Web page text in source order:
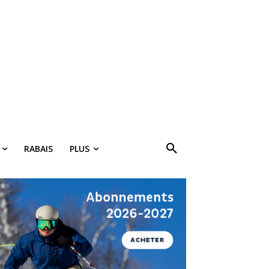
RABAIS PLUS
des